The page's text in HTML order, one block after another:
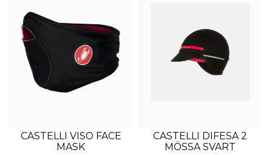
CASTELLI VISO FACE
MASK
CASTELLI DIFESA 2
MÖSSA SVART